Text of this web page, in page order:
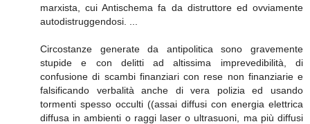
marxista, cui Antischema fa da distruttore ed ovviamente
autodistruggendosi. ...
Circostanze generate da antipolitica sono gravemente
stupide e con delitti ad altissima imprevedibilità, di
confusione di scambi finanziari con rese non finanziarie e
falsificando verbalità anche di vera polizia ed usando
tormenti spesso occulti ((assai diffusi con energia elettrica
diffusa in ambienti o raggi laser o ultrasuoni, ma più diffusi